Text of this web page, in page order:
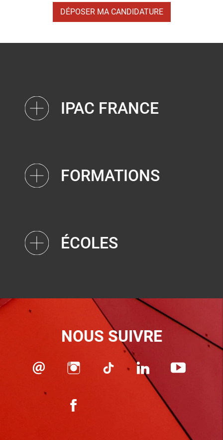
DÉPOSER MA CANDIDATURE
IPAC FRANCE
FORMATIONS
ÉCOLES
NOUS SUIVRE